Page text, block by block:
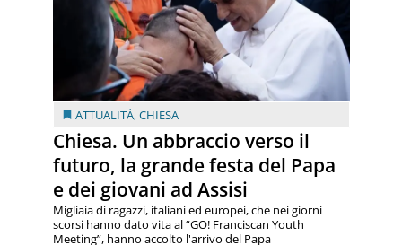
ATTUALITÀ,CHIESA
Chiesa. Un abbraccio verso il
futuro, la grande festa del Papa
e dei giovani ad Assisi
Migliaia di ragazzi, italiani ed europei, che nei giorni
scorsi hanno dato vita al “GO! Franciscan Youth
Meeting”, hanno accolto l'arrivo del Papa